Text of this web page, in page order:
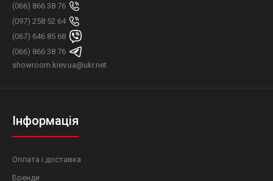
(066) 866 38 76
(097) 258 52 64
(067) 646 85 68
(066) 866 38 76
showroom.kiev.ua@ukr.net
Інформація
Оплата і доставка
Бренди